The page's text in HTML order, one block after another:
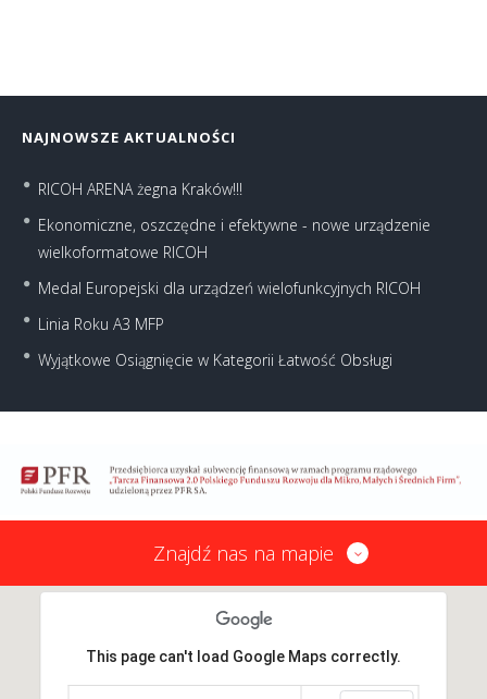
NAJNOWSZE AKTUALNOŚCI
RICOH ARENA żegna Kraków!!!
Ekonomiczne, oszczędne i efektywne - nowe urządzenie
wielkoformatowe RICOH
Medal Europejski dla urządzeń wielofunkcyjnych RICOH
Linia Roku A3 MFP
Wyjątkowe Osiągnięcie w Kategorii Łatwość Obsługi
Znajdź nas na mapie
This page can't load Google Maps correctly.